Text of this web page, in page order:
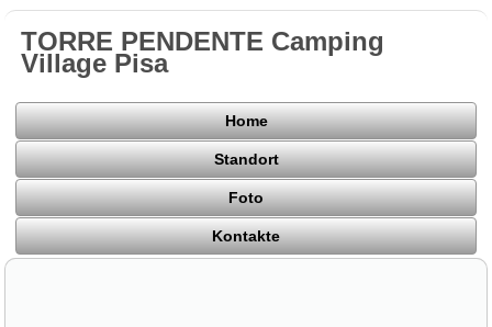
TORRE PENDENTE Camping
Village Pisa
Home
Standort
Foto
Kontakte